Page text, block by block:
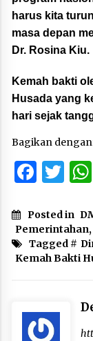
harus kita
masa depan
Dr. Rosina Kiu.
Kemah bakti
Husada yang
hari sejak
Bagikan
Posted in
Pemerintahan,
Tagged #
Kemah Bakti